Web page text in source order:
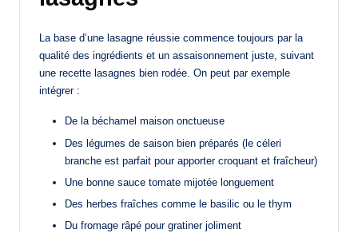
La base d’une lasagne réussie commence toujours par la
qualité des ingrédients et un assaisonnement juste, suivant
une recette lasagnes bien rodée. On peut par exemple
intégrer :
De la béchamel maison onctueuse
Des légumes de saison bien préparés (le céleri
branche est parfait pour apporter croquant et fraîcheur)
Une bonne sauce tomate mijotée longuement
Des herbes fraîches comme le basilic ou le thym
Du fromage râpé pour gratiner joliment